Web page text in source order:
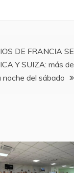
DE FRANCIA SE
Y SUIZA: más de
del sábado